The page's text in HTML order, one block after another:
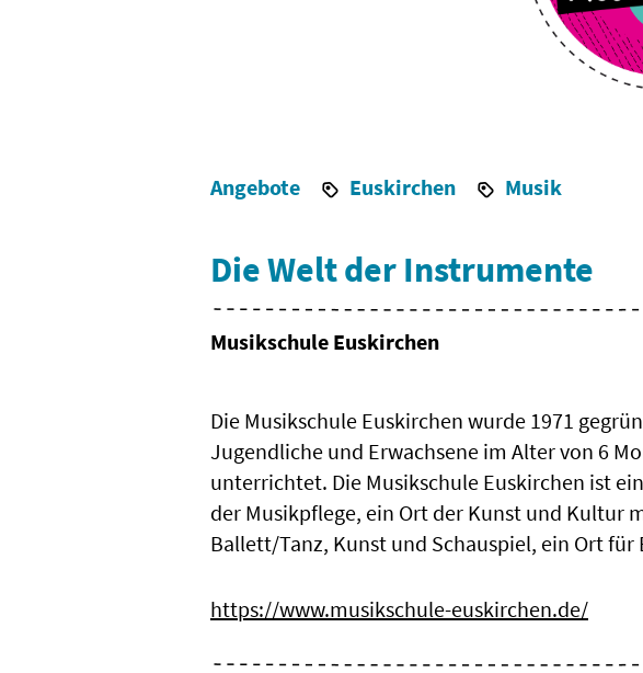
Angebote Euskirchen Musik
Die Welt der Instrumente
Musikschule Euskirchen
Die Musikschule Euskirchen wurde 1971
Jugendliche und Erwachsene im Alter von 6
unterrichtet. Die Musikschule Euskirchen ist
der Musikpflege, ein Ort der Kunst und Kultur
Ballett/Tanz, Kunst und Schauspiel, ein Ort für
https://www.musikschule-euskirchen.de/